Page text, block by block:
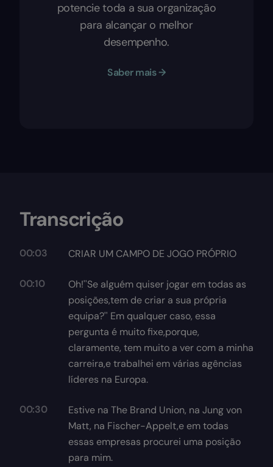
potencie toda a sua organização
para alcançar o melhor
desempenho.
Saber mais →
Transcrição
00:03 CRIAR UM CAMPO DE JOGO PRÓPRIO
00:10
Oh!''Se alguém quiser jogar em todas as
posições,tem de criar a sua própria
equipa?'' Em qualquer caso, essa
pergunta é muito fixe,porque,
claramente, tem muito a ver com a minha
carreira,e trabalhei em várias agências
líderes na Europa.
00:30
Estive na The Brand Union, na Jung von
Matt, na Fischer-Appelt,e em todas
essas empresas procurei uma posição
para mim.